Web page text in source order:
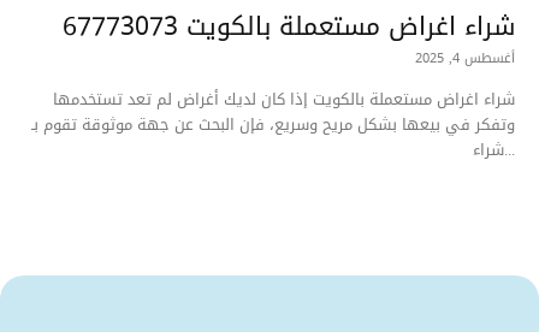
شراء اغراض مستعملة بالكويت 67773073
أغسطس 4, 2025
شراء اغراض مستعملة بالكويت إذا كان لديك أغراض لم تعد تستخدمها
وتفكر في بيعها بشكل مريح وسريع، فإن البحث عن جهة موثوقة تقوم بـ
شراء...